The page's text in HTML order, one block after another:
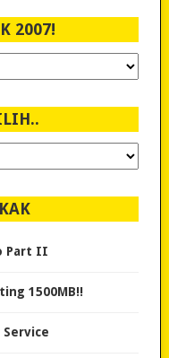
2007!
Part II
1500MB!!